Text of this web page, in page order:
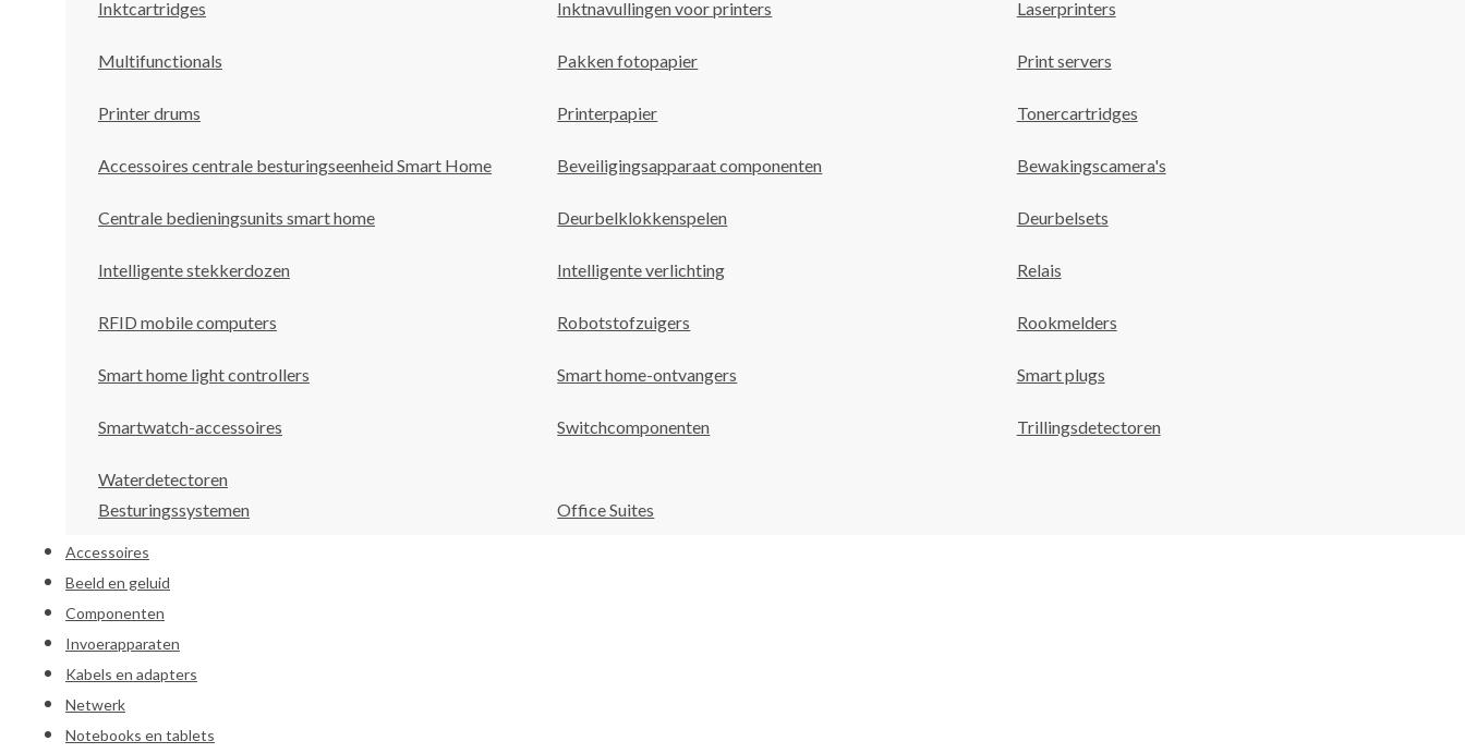
Inktcartridges Inktnavullingen voor printers Laserprinters
Multifunctionals Pakken fotopapier Print servers
Printer drums Printerpapier Tonercartridges
Accessoires centrale besturingseenheid Smart Home Beveiligingsapparaat componenten Bewakingscamera's
Centrale bedieningsunits smart home Deurbelklokkenspelen Deurbelsets
Intelligente stekkerdozen Intelligente verlichting Relais
RFID mobile computers Robotstofzuigers Rookmelders
Smart home light controllers Smart home-ontvangers Smart plugs
Smartwatch-accessoires Switchcomponenten Trillingsdetectoren
Waterdetectoren
Besturingssystemen
Office Suites
Accessoires
Beeld en geluid
Componenten
Invoerapparaten
Kabels en adapters
Netwerk
Notebooks en tablets